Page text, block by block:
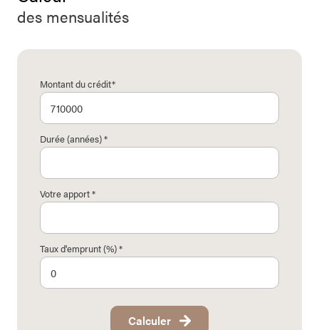
des mensualités
Montant du crédit*
Durée (années) *
Votre apport *
Taux d'emprunt (%) *
Calculer